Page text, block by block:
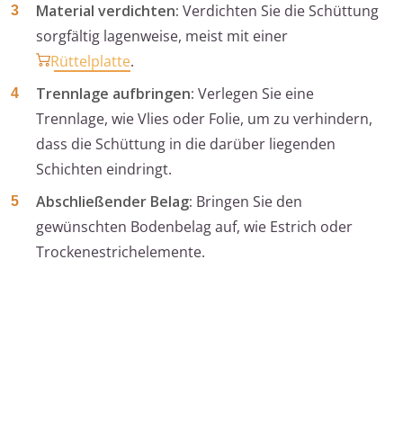
Material verdichten: Verdichten Sie die Schüttung
sorgfältig lagenweise, meist mit einer
Rüttelplatte.
Trennlage aufbringen: Verlegen Sie eine
Trennlage, wie Vlies oder Folie, um zu verhindern,
dass die Schüttung in die darüber liegenden
Schichten eindringt.
Abschließender Belag: Bringen Sie den
gewünschten Bodenbelag auf, wie Estrich oder
Trockenestrichelemente.